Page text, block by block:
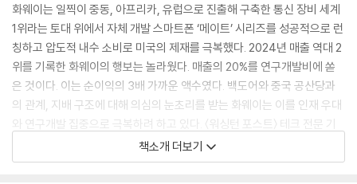
화웨이는 일찍이 중동, 아프리카, 유럽으로 진출해 구축한 통신 장비 세계
1위라는 토대 위에서 자체 개발 스마트폰 ‘메이트’ 시리즈를 성공적으로 런
칭하고 압도적 내수 소비로 미국의 제재를 극복했다. 2024년 매출 역대 2
위를 기록한 화웨이의 행보는 놀라웠다. 매출의 20%를 연구개발비에 쏟
은 것이다. 이는 순이익의 3배 가까운 액수였다. 백도어와 중국 공산당과
의 관계, 지배 구조에 대해 의심의 눈초리를 받는 화웨이는 이를 인재 우대
와 연구개발 집중으로 극복하려 하고 있다. 〈워싱턴 포스트〉 테크 전문 기
자의 밀착 취재로 완성된 《화웨이 쇼크》는 현재 가장 첨예한 이슈인 화웨
이를 완벽하게 해부한 첫 책이 될 것이다.
책소개 더보기